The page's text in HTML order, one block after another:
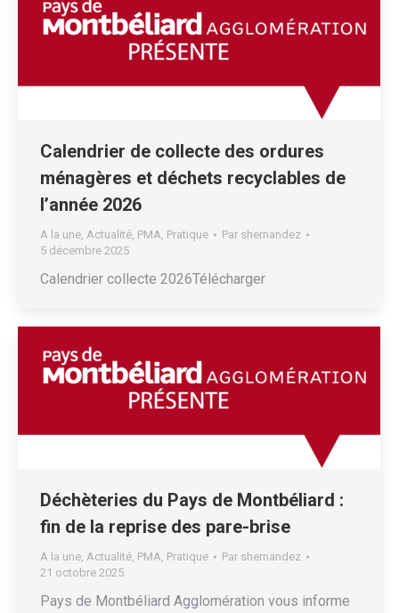
Calendrier de collecte des ordures
ménagères et déchets recyclables de
l’année 2026
A la une Actualité PMA Pratique Par shernandez
5 décembre 2025
Calendrier collecte 2026Télécharger
Déchèteries du Pays de Montbéliard :
fin de la reprise des pare-brise
A la une Actualité PMA Pratique Par shernandez
21 octobre 2025
Pays de Montbéliard Agglomération vous informe